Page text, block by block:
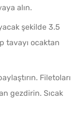
alın.
şekilde 3.5
tavayı ocaktan
Filetoları
gezdirin. Sıcak